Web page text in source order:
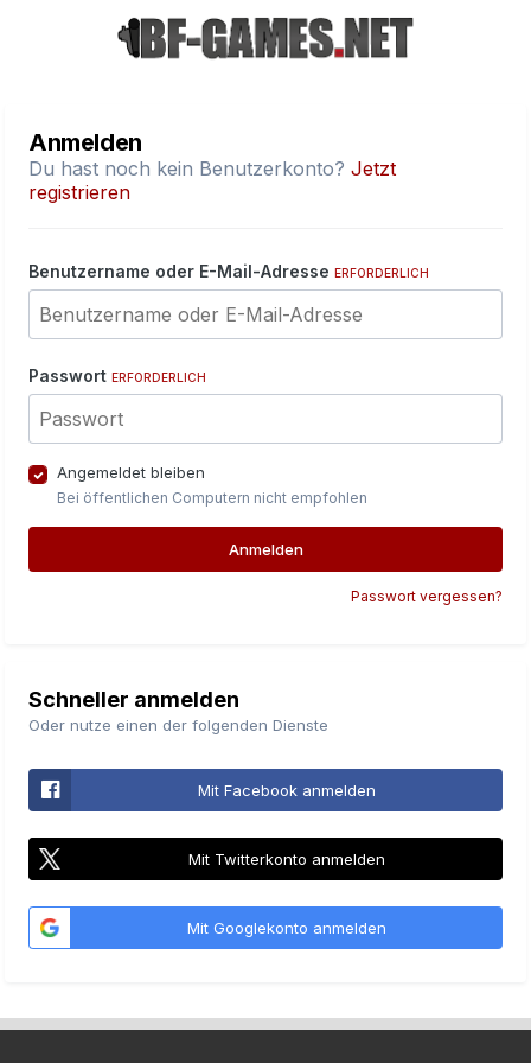
Anmelden
Du hast noch kein Benutzerkonto? Jetzt
registrieren
Benutzername oder E-Mail-Adresse ERFORDERLICH
Passwort ERFORDERLICH
Angemeldet bleiben
Bei öffentlichen Computern nicht empfohlen
Anmelden
Passwort vergessen?
Schneller anmelden
Oder nutze einen der folgenden Dienste
Mit Facebook anmelden
Mit Twitterkonto anmelden
Mit Googlekonto anmelden